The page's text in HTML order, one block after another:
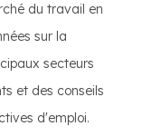
du travail en
sur la
secteurs
et des conseils
d'emploi.